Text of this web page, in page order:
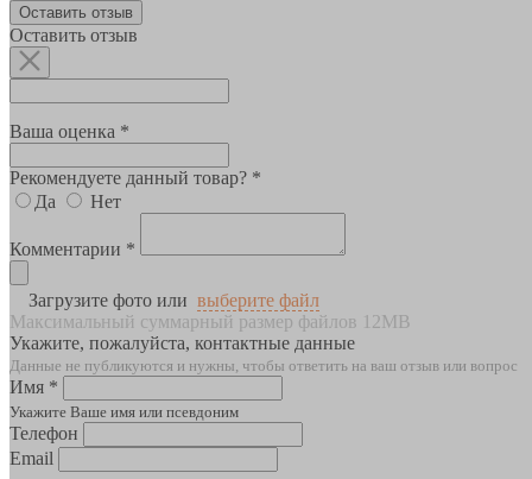
Оставить отзыв
Оставить отзыв
Ваша оценка *
Рекомендуете данный товар? *
Да
Нет
Комментарии *
Загрузите фото или выберите файл
Максимальный суммарный размер файлов 12MB
Укажите, пожалуйста, контактные данные
Данные не публикуются и нужны, чтобы ответить на ваш отзыв или вопрос
Имя *
Укажите Ваше имя или псевдоним
Телефон
Email